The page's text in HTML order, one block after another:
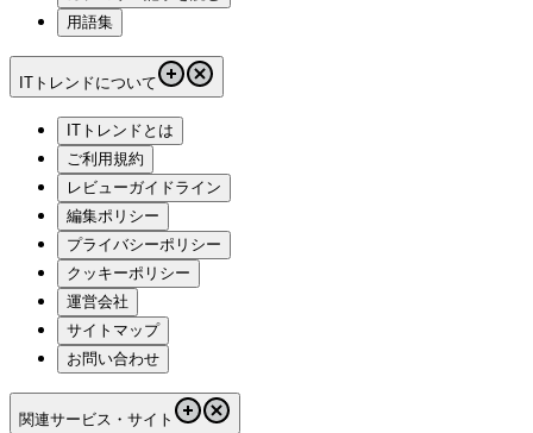
用語集
ITトレンドについて
ITトレンドとは
ご利用規約
レビューガイドライン
編集ポリシー
プライバシーポリシー
クッキーポリシー
運営会社
サイトマップ
お問い合わせ
関連サービス・サイト